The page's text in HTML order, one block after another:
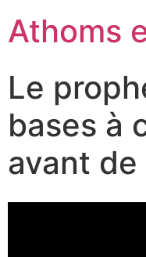
Athoms
Le
bases à
avant